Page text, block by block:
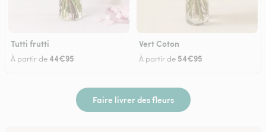
Tutti frutti
À partir de44€95
Vert Coton
À partir de 54€95
Faire livrer des fleurs